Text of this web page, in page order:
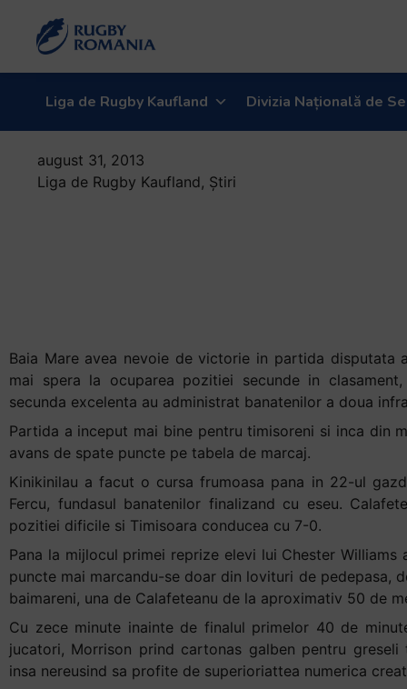
Liga de Rugby Kaufland Divizia Națională de
august 31, 2013
Liga de Rugby Kaufland, Știri
Baia Mare avea nevoie de victorie in partida disputata
mai spera la ocuparea pozitiei secunde in
secunda excelenta au administrat banatenilor a doua
Partida a inceput mai bine pentru timisoreni si inca din
avans de spate puncte pe tabela de marcaj.
Kinikinilau a facut o cursa frumoasa pana in 22-ul
Fercu, fundasul banatenilor finalizand cu eseu.
pozitiei dificile si Timisoara conducea cu 7-0.
Pana la mijlocul primei reprize elevi lui Chester Williams
puncte mai marcandu-se doar din lovituri de pedepasa,
baimareni, una de Calafeteanu de la aproximativ 50 de
Cu zece minute inainte de finalul primelor 40 de
jucatori, Morrison prind cartonas galben pentru greseli
insa nereusind sa profite de superioriattea numerica